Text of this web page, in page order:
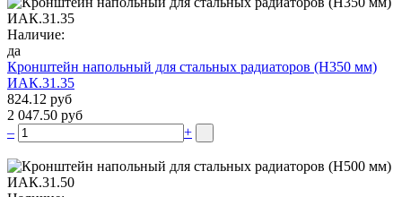
Наличие:
да
Кронштейн напольный для стальных радиаторов (Н350 мм)
ИАК.31.35
824.12 руб
2 047.50 руб
–
+